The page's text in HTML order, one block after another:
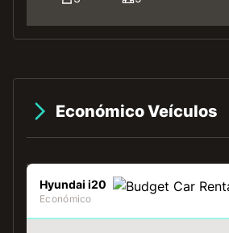
Económico Veículos
Hyundai i20
Económico